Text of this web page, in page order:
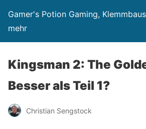
Gamer's Potion Gaming,
mehr
Kingsman 2: The
Besser als Teil 1?
Christian Sengstock